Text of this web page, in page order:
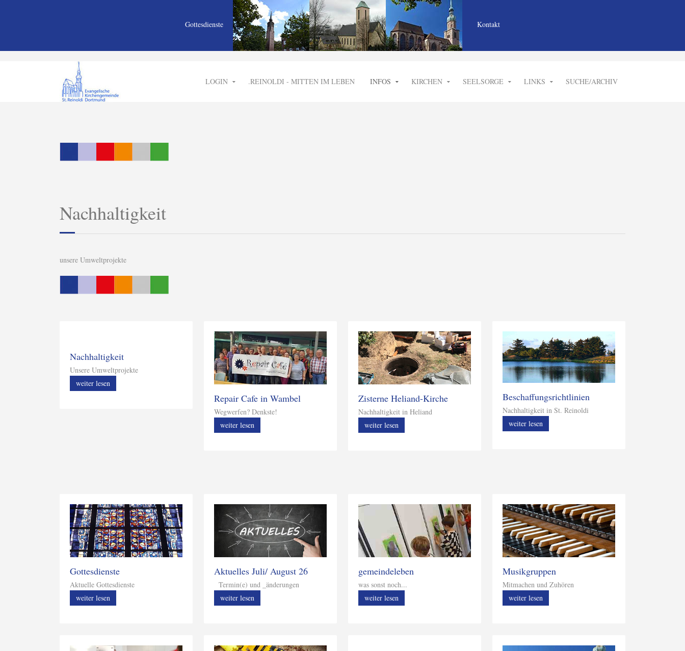
Gottesdienste Kontakt
LOGIN .REINOLDI - MITTEN IM LEBEN INFOS KIRCHEN SEELSORGE LINKS SUCHE/ARCHIV
Nachhaltigkeit
unsere Umweltprojekte
Nachhaltigkeit
Unsere Umweltprojekte
weiter lesen
Repair Cafe in Wambel
Wegwerfen? Denkste!
weiter lesen
Zisterne Heliand-Kirche
Nachhaltigkeit in Heliand
weiter lesen
Beschaffungsrichtlinien
Nachhaltigkeit in St. Reinoldi
weiter lesen
Gottesdienste
Aktuelle Gottesdienste
weiter lesen
Aktuelles Juli/ August 26
Termin(e) und _änderungen
weiter lesen
gemeindeleben
was sonst noch...
weiter lesen
Musikgruppen
Mitmachen und Zuhören
weiter lesen